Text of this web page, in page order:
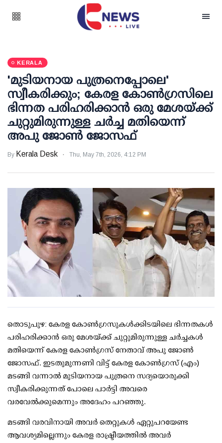
KERALA
'മുടിയനായ പുത്രനെപ്പോലെ'
സ്വീകരിക്കും; കേരള കോണ്‍ഗ്രസിലെ
ഭിന്നത പരിഹരിക്കാന്‍ ഒരു മേശയ്ക്ക്
ചുറ്റുമിരുന്നുള്ള ചര്‍ച്ച മതിയെന്ന്
അപു ജോണ്‍ ജോസഫ്
By Kerala Desk Thu, May 7th, 2026, 4:12 PM
തൊടുപുഴ: കേരള കോണ്‍ഗ്രസുകള്‍ക്കിടയിലെ ഭിന്നതകള്‍
പരിഹരിക്കാന്‍ ഒരു മേശയ്ക്ക് ചുറ്റുമിരുന്നുള്ള ചര്‍ച്ചകള്‍
മതിയെന്ന് കേരള കോണ്‍ഗ്രസ് നേതാവ് അപു ജോണ്‍
ജോസഫ്. ഇടതുമുന്നണി വിട്ട് കേരള കോണ്‍ഗ്രസ് (എം)
മടങ്ങി വന്നാല്‍ മുടിയനായ പുത്രനെ സദ്യയൊരുക്കി
സ്വീകരിക്കുന്നത് പോലെ പാര്‍ട്ടി അവരെ
വരവേല്‍ക്കുമെന്നും അദേഹം പറഞ്ഞു.
മടങ്ങി വരവിനായി അവര്‍ തെറ്റുകള്‍ ഏറ്റുപറയേണ്ട
ആവശ്യമില്ലെന്നും കേരള രാഷ്ട്രീയത്തില്‍ അവര്‍